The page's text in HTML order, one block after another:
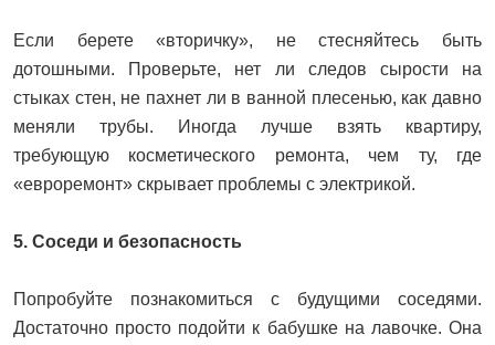
Если берете «вторичку», не стесняйтесь быть
дотошными. Проверьте, нет ли следов сырости на
стыках стен, не пахнет ли в ванной плесенью, как давно
меняли трубы. Иногда лучше взять квартиру,
требующую косметического ремонта, чем ту, где
«евроремонт» скрывает проблемы с электрикой.
5. Соседи и безопасность
Попробуйте познакомиться с будущими соседями.
Достаточно просто подойти к бабушке на лавочке. Она